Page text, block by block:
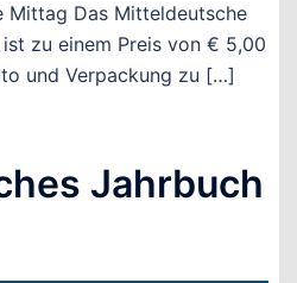
Mittag Das Mitteldeutsche
zu einem Preis von € 5,00
und Verpackung zu […]
Jahrbuch